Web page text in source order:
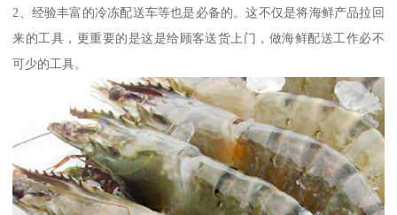
2、经验丰富的冷冻配送车等也是必备的。这不仅是将海鲜产品拉回
来的工具，更重要的是这是给顾客送货上门，做海鲜配送工作必不
可少的工具。